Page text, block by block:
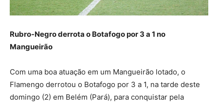
Rubro-Negro derrota o Botafogo por 3 a 1 no
Mangueirão
Com uma boa atuação em um Mangueirão lotado, o
Flamengo derrotou o Botafogo por 3 a 1, na tarde deste
domingo (2) em Belém (Pará), para conquistar pela